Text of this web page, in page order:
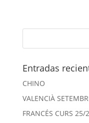
Entradas
CHINO
VALENCIÀ
FRANCÉS CURS 25/